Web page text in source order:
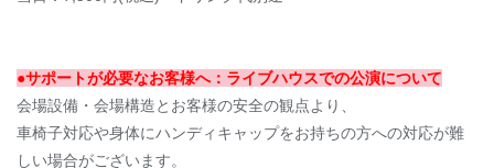
●サポートが必要なお客様へ：ライブハウスでの公演について
会場設備・会場構造とお客様の安全の観点より、
車椅子対応や身体にハンディキャップをお持ちの方への対応が難
しい場合がございます。